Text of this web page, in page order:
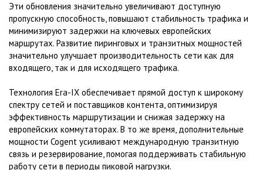
Эти обновления значительно увеличивают доступную
пропускную способность, повышают стабильность трафика и
минимизируют задержки на ключевых европейских
маршрутах. Развитие пиринговых и транзитных мощностей
значительно улучшает производительность сети как для
входящего, так и для исходящего трафика.
Технология Era-IX обеспечивает прямой доступ к широкому
спектру сетей и поставщиков контента, оптимизируя
эффективность маршрутизации и снижая задержку на
европейских коммутаторах. В то же время, дополнительные
мощности Cogent усиливают международную транзитную
связь и резервирование, помогая поддерживать стабильную
работу сети в периоды пиковой нагрузки.